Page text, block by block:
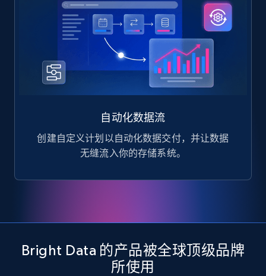
自动化数据流
创建自定义计划以自动化数据交付，并让数据
无缝流入你的存储系统。
Bright Data 的产品被全球顶级品牌
所使用